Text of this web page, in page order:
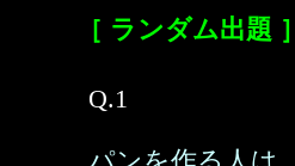
［ ランダム出題 ］
Q.1